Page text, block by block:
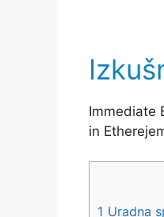
Immediate
in
1 Uradna